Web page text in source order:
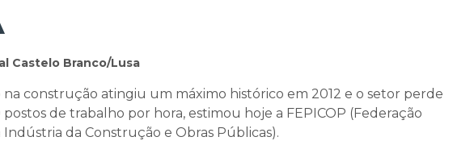
Castelo Branco/Lusa
construção atingiu um máximo histórico em 2012 e o setor perde
de trabalho por hora, estimou hoje a FEPICOP (Federação
da Construção e Obras Públicas).